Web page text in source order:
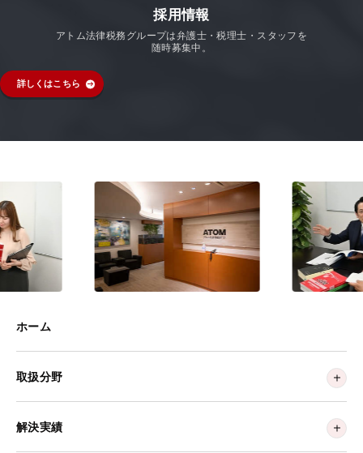
採用情報
アトム法律税務グループは弁護士・税理士・スタッフを
随時募集中。
詳しくはこちら
ホーム
取扱分野
解決実績